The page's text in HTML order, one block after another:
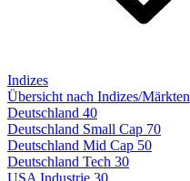
Indizes
Übersicht nach Indizes/Märkten
Deutschland 40
Deutschland Small Cap 70
Deutschland Mid Cap 50
Deutschland Tech 30
USA Industrie 30